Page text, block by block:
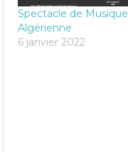
Spectacle de Musique
Algérienne
6 janvier 2022